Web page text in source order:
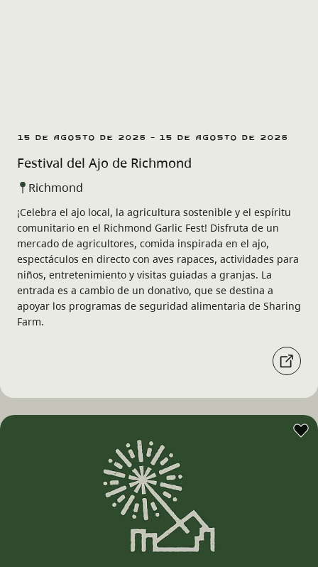
15 de agosto de 2026 - 15 de agosto de 2026
Festival del Ajo de Richmond
Richmond
¡Celebra el ajo local, la agricultura sostenible y el espíritu
comunitario en el Richmond Garlic Fest! Disfruta de un
mercado de agricultores, comida inspirada en el ajo,
espectáculos en directo con aves rapaces, actividades para
niños, entretenimiento y visitas guiadas a granjas. La
entrada es a cambio de un donativo, que se destina a
apoyar los programas de seguridad alimentaria de Sharing
Farm.